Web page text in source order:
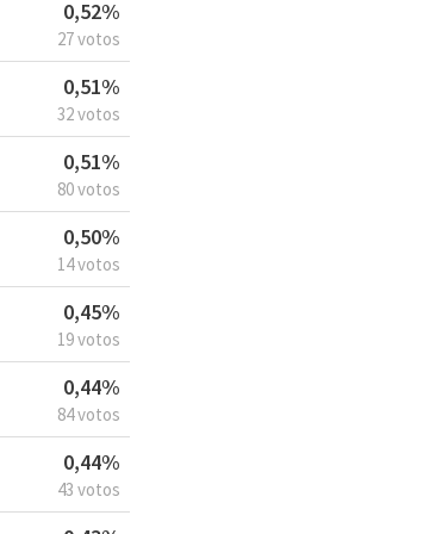
0,52%
27 votos
0,51%
32 votos
0,51%
80 votos
0,50%
14 votos
0,45%
19 votos
0,44%
84 votos
0,44%
43 votos